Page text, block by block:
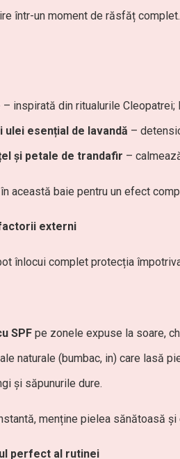
într-un moment de răsfăț
– inspirată din ritualurile
ulei esențial de lavandă –
și petale de trandafir –
această baie pentru un efect
externi
înlocui complet protecția
SPF pe zonele expuse la soare,
naturale (bumbac, in) care lasă
și săpunurile dure.
menține pielea sănătoasă și
perfect al rutinei